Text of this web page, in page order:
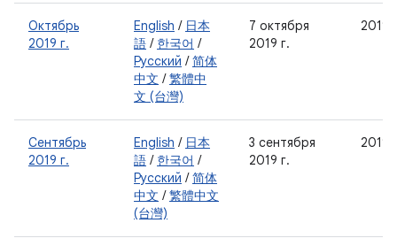
Октябрь
2019 г.
English / 日本
語 / 한국어 /
Русский /简体
中文 /繁體中
文 (台灣)
7 октября
2019 г.
Сентябрь
2019 г.
English / 日本
語 / 한국어 /
Русский /简体
中文 /繁體中文
(台灣)
3 сентября
2019 г.